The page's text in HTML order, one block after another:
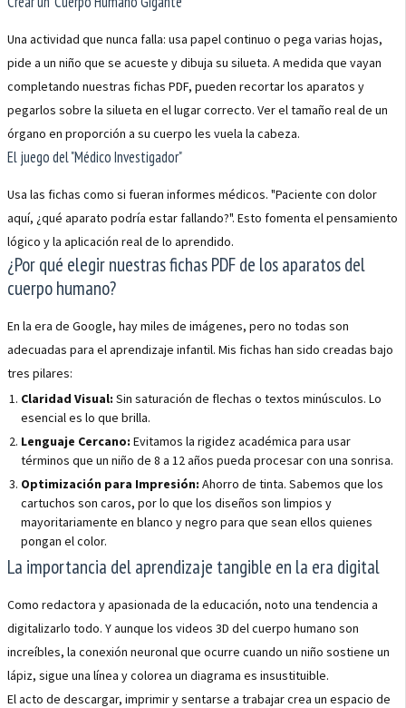
Una actividad que nunca falla: usa papel continuo o pega varias hojas,
pide a un niño que se acueste y dibuja su silueta. A medida que vayan
completando nuestras fichas PDF, pueden recortar los aparatos y
pegarlos sobre la silueta en el lugar correcto. Ver el tamaño real de un
órgano en proporción a su cuerpo les vuela la cabeza.
El juego del "Médico Investigador"
Usa las fichas como si fueran informes médicos. "Paciente con dolor
aquí, ¿qué aparato podría estar fallando?". Esto fomenta el pensamiento
lógico y la aplicación real de lo aprendido.
¿Por qué elegir nuestras fichas PDF de los aparatos del
cuerpo humano?
En la era de Google, hay miles de imágenes, pero no todas son
adecuadas para el aprendizaje infantil. Mis fichas han sido creadas bajo
tres pilares:
Claridad Visual: Sin saturación de flechas o textos minúsculos. Lo
esencial es lo que brilla.
Lenguaje Cercano: Evitamos la rigidez académica para usar
términos que un niño de 8 a 12 años pueda procesar con una sonrisa.
Optimización para Impresión: Ahorro de tinta. Sabemos que los
cartuchos son caros, por lo que los diseños son limpios y
mayoritariamente en blanco y negro para que sean ellos quienes
pongan el color.
La importancia del aprendizaje tangible en la era digital
Como redactora y apasionada de la educación, noto una tendencia a
digitalizarlo todo. Y aunque los videos 3D del cuerpo humano son
increíbles, la conexión neuronal que ocurre cuando un niño sostiene un
lápiz, sigue una línea y colorea un diagrama es insustituible.
El acto de descargar, imprimir y sentarse a trabajar crea un espacio de